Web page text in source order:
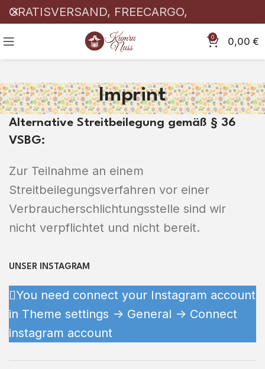
0 0,00 €
Imprint
Alternative Streitbeilegung gemäß § 36
VSBG:
Zur Teilnahme an einem
Streitbeilegungsverfahren vor einer
Verbraucherschlichtungsstelle sind wir
nicht verpflichtet und nicht bereit.
UNSER INSTAGRAM
You need connect your Instagram account
in Theme settings -> General -> Connect
instagram account
GRATISVERSAND, FREECARGO,
KOSTENLOSER! 🎉